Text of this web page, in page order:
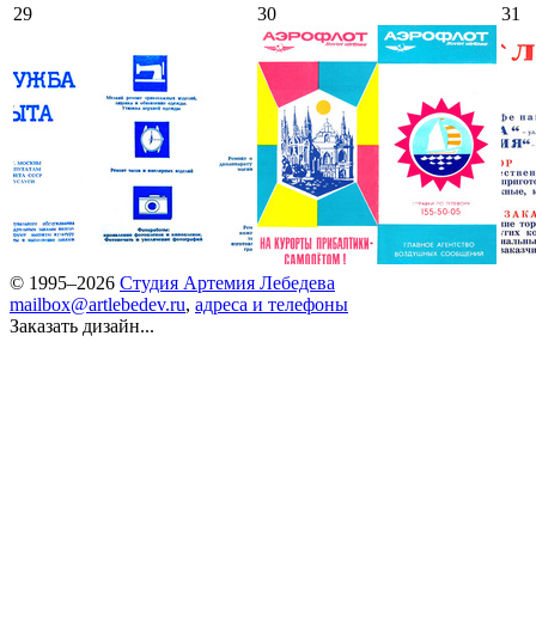
29 30 31
© 1995–2026 Студия Артемия Лебедева
mailbox@artlebedev.ru, адреса и телефоны
Заказать дизайн...